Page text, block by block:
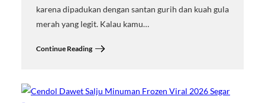
karena dipadukan dengan santan gurih dan kuah gula
merah yang legit. Kalau kamu…
Continue Reading